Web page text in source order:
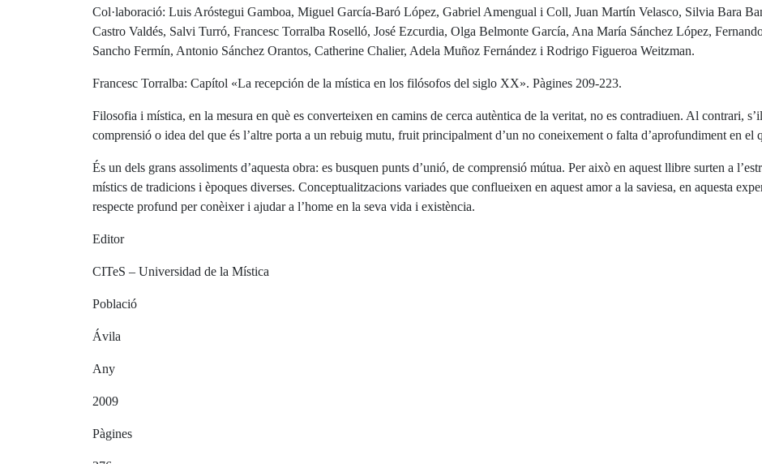
Col·laboració: Luis Aróstegui Gamboa, Miguel García-Baró López, Gabriel Amengual i Coll, Juan Martín Velasco, Silvia Bara
Castro Valdés, Salvi Turró, Francesc Torralba Roselló, José Ezcurdia, Olga Belmonte García, Ana María Sánchez López,
Sancho Fermín, Antonio Sánchez Orantos, Catherine Chalier, Adela Muñoz Fernández i Rodrigo Figueroa Weitzman.
Francesc Torralba: Capítol «La recepción de la mística en los filósofos del siglo XX». Pàgines 209-223.
Filosofia i mística, en la mesura en què es converteixen en camins de cerca autèntica de la veritat, no es contradiuen. Al contrari,
comprensió o idea del que és l’altre porta a un rebuig mutu, fruit principalment d’un no coneixement o falta d’aprofundiment en el
És un dels grans assoliments d’aquesta obra: es busquen punts d’unió, de comprensió mútua. Per això en aquest llibre surten a
místics de tradicions i èpoques diverses. Conceptualitzacions variades que conflueixen en aquest amor a la saviesa, en aquesta
respecte profund per conèixer i ajudar a l’home en la seva vida i existència.
Editor
CITeS – Universidad de la Mística
Població
Ávila
Any
2009
Pàgines